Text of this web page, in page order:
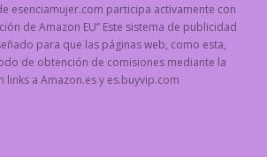
esenciamujer.com participa activamente con
de Amazon EU” Este sistema de publicidad
para que las páginas web, como esta,
de obtención de comisiones mediante la
links a Amazon.es y es.buyvip.com